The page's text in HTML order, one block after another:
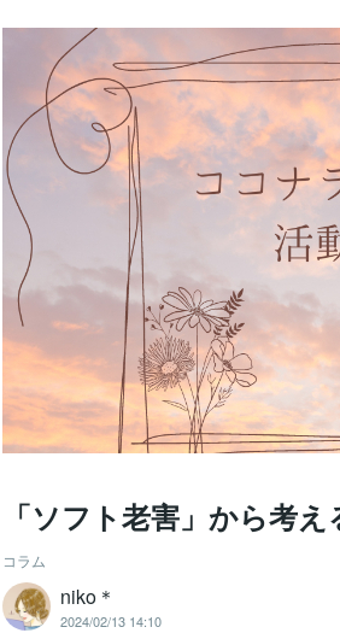
「ソフト老害」から考え
コラム
niko＊
2024/02/13 14:10